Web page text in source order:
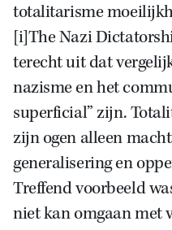
totalitarisme
[i]The Nazi
terecht uit dat
nazisme en het
superficial” zijn.
zijn ogen alleen
generalisering en
Treffend voorbeeld
niet kan omgaan met